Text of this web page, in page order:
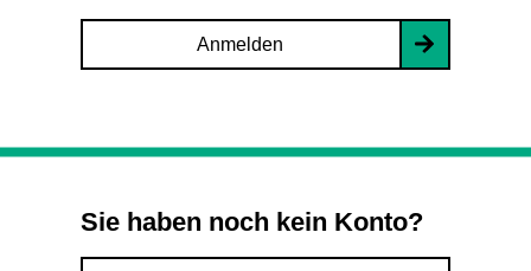
Anmelden
Sie haben noch kein Konto?